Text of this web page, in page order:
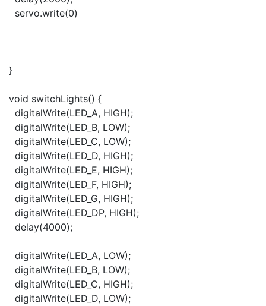
servo.write(0)
}
void switchLights() {
digitalWrite(LED_A, HIGH);
digitalWrite(LED_B, LOW);
digitalWrite(LED_C, LOW);
digitalWrite(LED_D, HIGH);
digitalWrite(LED_E, HIGH);
digitalWrite(LED_F, HIGH);
digitalWrite(LED_G, HIGH);
digitalWrite(LED_DP, HIGH);
delay(4000);
digitalWrite(LED_A, LOW);
digitalWrite(LED_B, LOW);
digitalWrite(LED_C, HIGH);
digitalWrite(LED_D, LOW);